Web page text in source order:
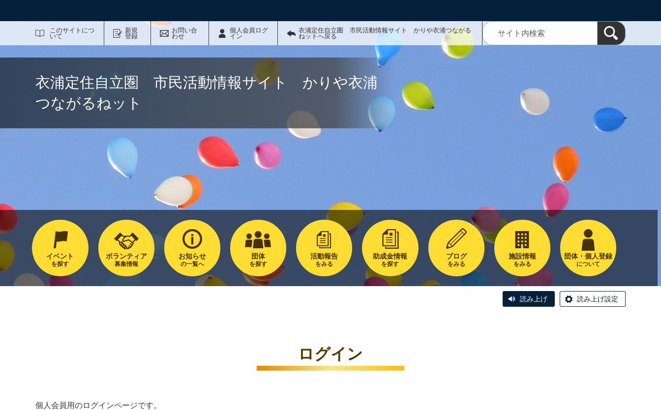
このサイトにつ
いて
新規
登録
お問い合
わせ
個人会員ログ
イン
衣浦定住自立圏 市民活動情報サイト かりや衣浦つながる
ねットへ戻る
衣浦定住自立圏 市民活動情報サイト かりや衣浦
つながるねット
イベント
を探す
ボランティア
募集情報
お知らせ
の一覧へ
団体
を探す
活動報告
をみる
助成金情報
を探す
ブログ
をみる
施設情報
をみる
団体・個人登録
について
読み上げ 読み上げ設定
ログイン
個人会員用のログインページです。